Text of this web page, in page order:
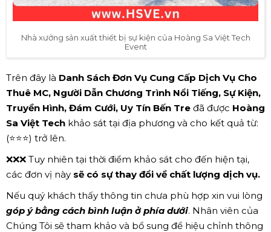
Nhà xưởng sản xuất thiết bị sự kiện của Hoàng Sa Việt Tech
Event
Trên đây là Danh Sách Đơn Vụ Cung Cấp Dịch Vụ Cho
Thuê MC, Người Dẫn Chương Trình Nổi Tiếng, Sự Kiện,
Truyền Hình, Đám Cưới, Uy Tín Bến Tre đã được Hoàng
Sa Việt Tech khảo sát tại địa phương và cho kết quả từ:
(⭐⭐⭐) trở lên.
❌❌❌ Tuy nhiên tại thời điểm khảo sát cho đến hiện tại,
các đơn vị này sẽ có sự thay đổi về chất lượng dịch vụ.
Nếu quý khách thấy thông tin chưa phù hợp xin vui lòng
góp ý bằng cách bình luận ở phía dưới. Nhân viên của
Chúng Tôi sẽ tham khảo và bổ sung để hiệu chỉnh thông